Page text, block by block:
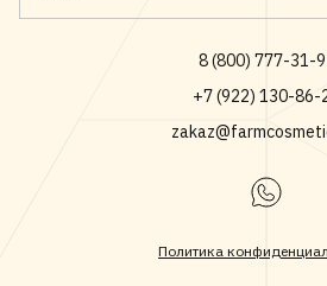
8 (800) 777-31-
+7 (922) 130-86-
Политика